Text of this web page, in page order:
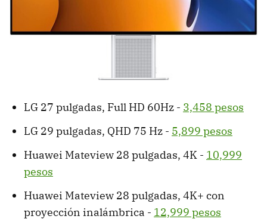
LG 27 pulgadas, Full HD 60Hz - 3,458 pesos
LG 29 pulgadas, QHD 75 Hz - 5,899 pesos
Huawei Mateview 28 pulgadas, 4K - 10,999
pesos
Huawei Mateview 28 pulgadas, 4K+ con
proyección inalámbrica - 12,999 pesos